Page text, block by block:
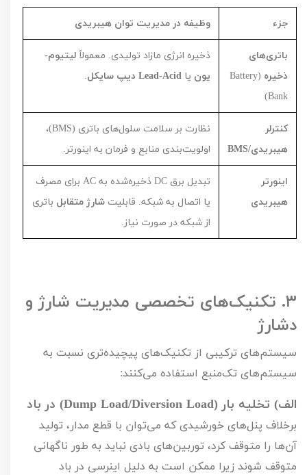
جزء وظیفه در مدیریت توان هیبریدی
باتری‌های
ذخیره (
Battery
Bank
)
ذخیره انرژی مازاد تولیدی. معمولاً لیتیوم-
یون یا Lead-Acid دیپ سایکل.
کنترلر
هیبریدی/BMS
نظارت بر سلامت سلول‌های باتری (BMS)،
اولویت‌بندی منابع و فرمان به اینورتر.
اینورتر
هیبریدی
تبدیل برق DC ذخیره‌شده به AC برای مصرف
یا اتصال به شبکه. قابلیت شارژ متقابل باتری
از شبکه در صورت نیاز.
۳. تکنیک‌های تخصصی مدیریت شارژ و
دشارژ
سیستم‌های ترکیبی از تکنیک‌های پیچیده‌تری نسبت به
سیستم‌های تک‌منبع استفاده می‌کنند:
الف) تخلیه بار (Dump Load/Diversion Load) در باد
برخلاف پنل‌های خورشیدی که می‌توان با قطع مدار، تولید
آن‌ها را متوقف کرد، توربین‌های بادی نباید به طور ناگهانی
متوقف شوند زیرا ممکن است به دلیل اینرسی در باد